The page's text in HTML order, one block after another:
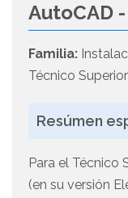
AutoCAD -
Familia:
Técnico
Resúmen
Para el Técnico
(en su versión